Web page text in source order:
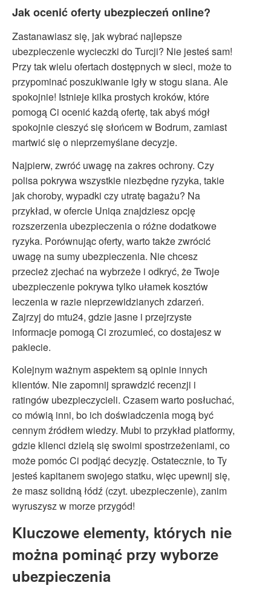
Jak ocenić oferty ubezpieczeń online?
Zastanawiasz się, jak wybrać najlepsze
ubezpieczenie wycieczki do Turcji? Nie jesteś sam!
Przy tak wielu ofertach dostępnych w sieci, może to
przypominać poszukiwanie igły w stogu siana. Ale
spokojnie! Istnieje kilka prostych kroków, które
pomogą Ci ocenić każdą ofertę, tak abyś mógł
spokojnie cieszyć się słońcem w Bodrum, zamiast
martwić się o nieprzemyślane decyzje.
Najpierw, zwróć uwagę na zakres ochrony. Czy
polisa pokrywa wszystkie niezbędne ryzyka, takie
jak choroby, wypadki czy utratę bagażu? Na
przykład, w ofercie Uniqa znajdziesz opcję
rozszerzenia ubezpieczenia o różne dodatkowe
ryzyka. Porównując oferty, warto także zwrócić
uwagę na sumy ubezpieczenia. Nie chcesz
przecież zjechać na wybrzeże i odkryć, że Twoje
ubezpieczenie pokrywa tylko ułamek kosztów
leczenia w razie nieprzewidzianych zdarzeń.
Zajrzyj do mtu24, gdzie jasne i przejrzyste
informacje pomogą Ci zrozumieć, co dostajesz w
pakiecie.
Kolejnym ważnym aspektem są opinie innych
klientów. Nie zapomnij sprawdzić recenzji i
ratingów ubezpieczycieli. Czasem warto posłuchać,
co mówią inni, bo ich doświadczenia mogą być
cennym źródłem wiedzy. Mubi to przykład platformy,
gdzie klienci dzielą się swoimi spostrzeżeniami, co
może pomóc Ci podjąć decyzję. Ostatecznie, to Ty
jesteś kapitanem swojego statku, więc upewnij się,
że masz solidną łódź (czyt. ubezpieczenie), zanim
wyruszysz w morze przygód!
Kluczowe elementy, których nie
można pominąć przy wyborze
ubezpieczenia